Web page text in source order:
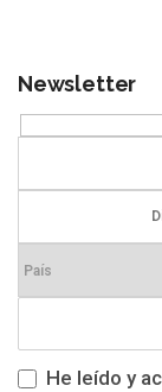
Newsletter
He leído y